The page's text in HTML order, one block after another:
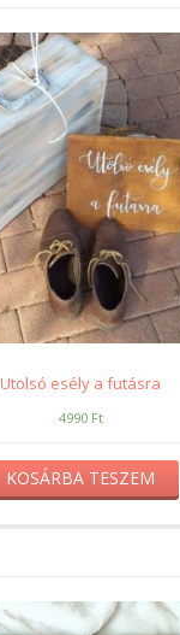
Utolsó esély a futásra
4990 Ft
KOSÁRBA TESZEM